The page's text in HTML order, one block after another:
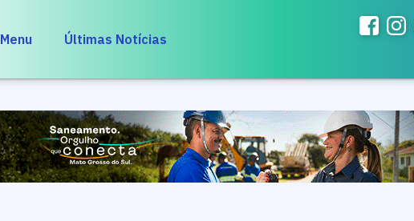
Menu Últimas Notícias